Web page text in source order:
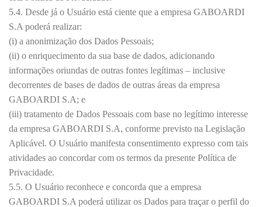
5.4. Desde já o Usuário está ciente que a empresa GABOARDI
S.A poderá realizar:
(i) a anonimização dos Dados Pessoais;
(ii) o enriquecimento da sua base de dados, adicionando
informações oriundas de outras fontes legítimas – inclusive
decorrentes de bases de dados de outras áreas da empresa
GABOARDI S.A; e
(iii) tratamento de Dados Pessoais com base no legítimo interesse
da empresa GABOARDI S.A, conforme previsto na Legislação
Aplicável. O Usuário manifesta consentimento expresso com tais
atividades ao concordar com os termos da presente Política de
Privacidade.
5.5. O Usuário reconhece e concorda que a empresa
GABOARDI S.A poderá utilizar os Dados para traçar o perfil do